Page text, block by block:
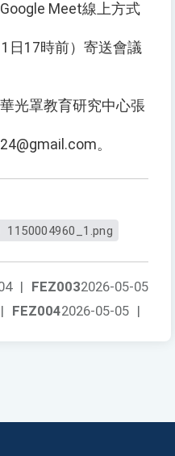
Meet線上方式
日17時前）寄送會議
光罩教育研究中心張
。
1150004960_1.png
FEZ0032026-05-05
|
FEZ0042026-05-05 |
|